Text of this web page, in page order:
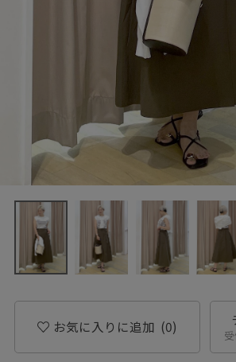
お気に入りに追加 (0)